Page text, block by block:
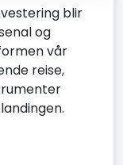
blir
og
vår
reise,